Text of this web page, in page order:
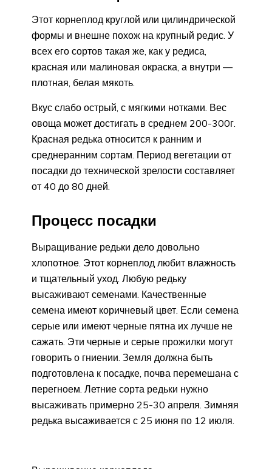
Этот корнеплод круглой или цилиндрической
формы и внешне похож на крупный редис. У
всех его сортов такая же, как у редиса,
красная или малиновая окраска, а внутри —
плотная, белая мякоть.
Вкус слабо острый, с мягкими нотками. Вес
овоща может достигать в среднем 200-300г.
Красная редька относится к ранним и
среднеранним сортам. Период вегетации от
посадки до технической зрелости составляет
от 40 до 80 дней.
Процесс посадки
Выращивание редьки дело довольно
хлопотное. Этот корнеплод любит влажность
и тщательный уход. Любую редьку
высаживают семенами. Качественные
семена имеют коричневый цвет. Если семена
серые или имеют черные пятна их лучше не
сажать. Эти черные и серые прожилки могут
говорить о гниении. Земля должна быть
подготовлена к посадке, почва перемешана с
перегноем. Летние сорта редьки нужно
высаживать примерно 25-30 апреля. Зимняя
редька высаживается с 25 июня по 12 июля.